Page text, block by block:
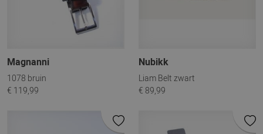
Magnanni
1078 bruin
€ 119,99
Nubikk
Liam Belt zwart
€ 89,99